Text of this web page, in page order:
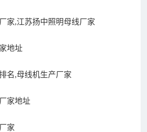
家,江苏扬中照明母线厂家
地址
名,母线机生产厂家
家地址
家